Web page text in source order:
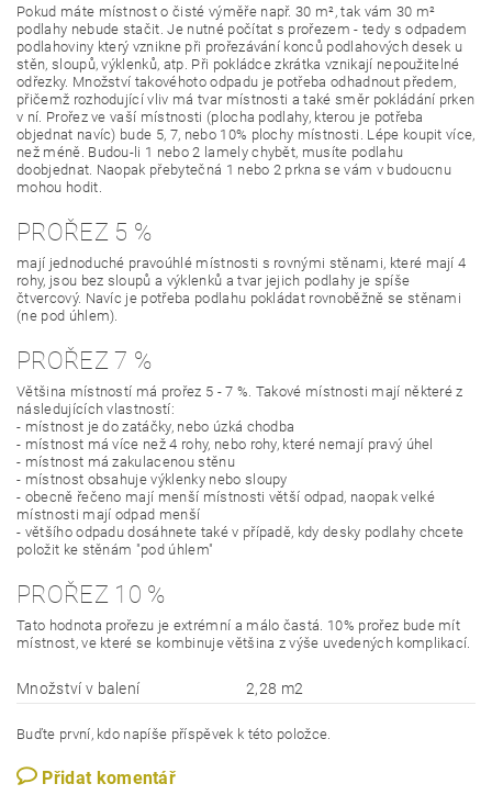
Pokud máte místnost o čisté výměře např. 30 m², tak vám 30 m²
podlahy nebude stačit. Je nutné počítat s prořezem - tedy s odpadem
podlahoviny který vznikne při prořezávání konců podlahových desek u
stěn, sloupů, výklenků, atp. Při pokládce zkrátka vznikají nepoužitelné
odřezky. Množství takovéhoto odpadu je potřeba odhadnout předem,
přičemž rozhodující vliv má tvar místnosti a také směr pokládání prken
v ní. Prořez ve vaší místnosti (plocha podlahy, kterou je potřeba
objednat navíc) bude 5, 7, nebo 10% plochy místnosti. Lépe koupit více,
než méně. Budou-li 1 nebo 2 lamely chybět, musíte podlahu
doobjednat. Naopak přebytečná 1 nebo 2 prkna se vám v budoucnu
mohou hodit.
PROŘEZ 5 %
mají jednoduché pravoúhlé místnosti s rovnými stěnami, které mají 4
rohy, jsou bez sloupů a výklenků a tvar jejich podlahy je spíše
čtvercový. Navíc je potřeba podlahu pokládat rovnoběžně se stěnami
(ne pod úhlem).
PROŘEZ 7 %
Většina místností má prořez 5 - 7 %. Takové místnosti mají některé z
následujících vlastností:
- místnost je do zatáčky, nebo úzká chodba
- místnost má více než 4 rohy, nebo rohy, které nemají pravý úhel
- místnost má zakulacenou stěnu
- místnost obsahuje výklenky nebo sloupy
- obecně řečeno mají menší místnosti větší odpad, naopak velké
místnosti mají odpad menší
- většího odpadu dosáhnete také v případě, kdy desky podlahy chcete
položit ke stěnám "pod úhlem"
PROŘEZ 10 %
Tato hodnota prořezu je extrémní a málo častá. 10% prořez bude mít
místnost, ve které se kombinuje většina z výše uvedených komplikací.
Množství v balení 2,28 m2
Buďte první, kdo napíše příspěvek k této položce.
Přidat komentář